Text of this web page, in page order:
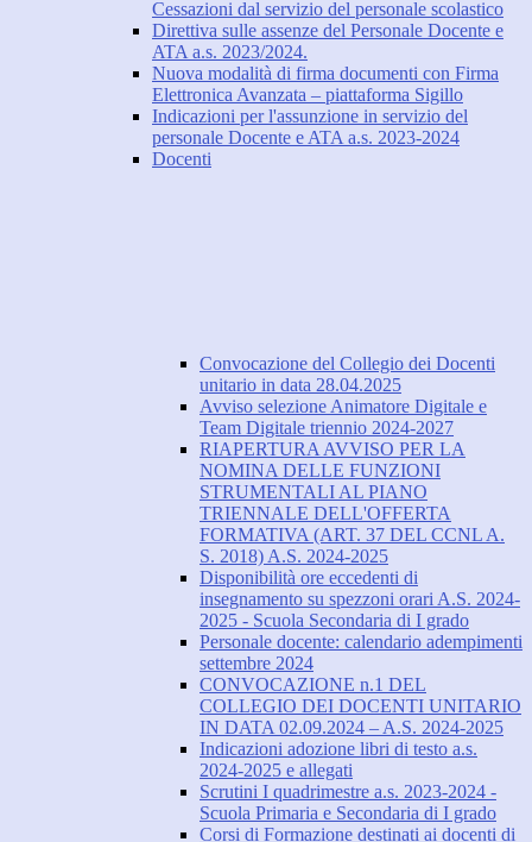
Cessazioni dal servizio del personale scolastico
Direttiva sulle assenze del Personale Docente e
ATA a.s. 2023/2024.
Nuova modalità di firma documenti con Firma
Elettronica Avanzata – piattaforma Sigillo
Indicazioni per l'assunzione in servizio del
personale Docente e ATA a.s. 2023-2024
Docenti
Convocazione del Collegio dei Docenti
unitario in data 28.04.2025
Avviso selezione Animatore Digitale e
Team Digitale triennio 2024-2027
RIAPERTURA AVVISO PER LA
NOMINA DELLE FUNZIONI
STRUMENTALI AL PIANO
TRIENNALE DELL'OFFERTA
FORMATIVA (ART. 37 DEL CCNL A.
S. 2018) A.S. 2024-2025
Disponibilità ore eccedenti di
insegnamento su spezzoni orari A.S. 2024-
2025 - Scuola Secondaria di I grado
Personale docente: calendario adempimenti
settembre 2024
CONVOCAZIONE n.1 DEL
COLLEGIO DEI DOCENTI UNITARIO
IN DATA 02.09.2024 – A.S. 2024-2025
Indicazioni adozione libri di testo a.s.
2024-2025 e allegati
Scrutini I quadrimestre a.s. 2023-2024 -
Scuola Primaria e Secondaria di I grado
Corsi di Formazione destinati ai docenti di